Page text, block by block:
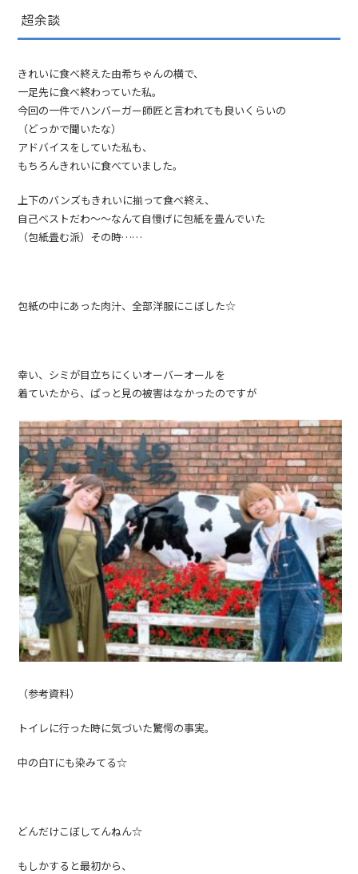
超余談
きれいに食べ終えた由希ちゃんの横で、
一足先に食べ終わっていた私。
今回の一件でハンバーガー師匠と言われても良いくらいの
（どっかで聞いたな）
アドバイスをしていた私も、
もちろんきれいに食べていました。
上下のバンズもきれいに揃って食べ終え、
自己ベストだわ〜〜なんて自慢げに包紙を畳んでいた
（包紙畳む派）その時……
包紙の中にあった肉汁、全部洋服にこぼした☆
幸い、シミが目立ちにくいオーバーオールを
着ていたから、ぱっと見の被害はなかったのですが
（参考資料）
トイレに行った時に気づいた驚愕の事実。
中の白Tにも染みてる☆
どんだけこぼしてんねん☆
もしかすると最初から、